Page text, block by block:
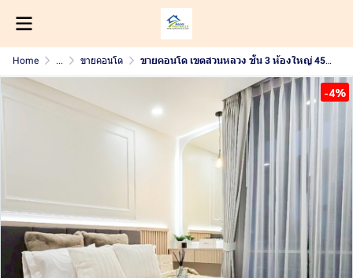
Home ... ขายคอนโด ขายคอนโด เขตสวนหลวง ชั้น 3 ห้องใหญ่ 45.55 ตร.ม. 1 ห้องนอน 1 ห้องน้ำ ห้องขนาดใหญ่ อยู่สบาย เหมาะสำหรับอยู่อาศัยหรือปล่อยเช่าลงทุน ราคาดี ทำเลศักยภาพ
-4%